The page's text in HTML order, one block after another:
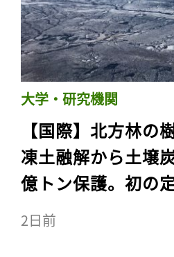
大学・研究機関
【国際】北方林の
凍土融解から土壌
億トン保護。初の
2日前